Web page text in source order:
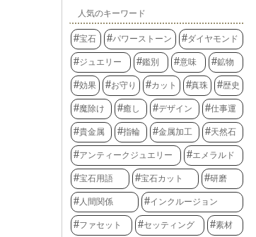
人気のキーワード
宝石 パワーストーン ダイヤモンド
ジュエリー 鑑別 意味 鉱物
効果 お守り カット 真珠 歴史
魔除け 癒し デザイン 仕事運
貴金属 指輪 金属加工 天然石
アンティークジュエリー エメラルド
宝石用語 宝石カット 研磨
人間関係 インクルージョン
ファセット セッティング 素材